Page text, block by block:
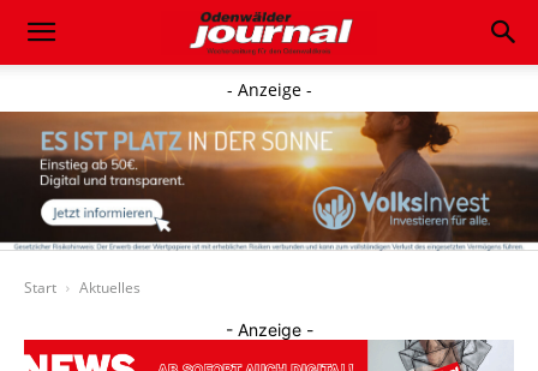
- Anzeige -
Start Aktuelles
- Anzeige -